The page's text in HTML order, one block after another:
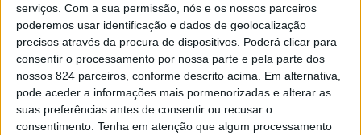
serviços. Com a sua permissão, nós e os nossos parceiros
poderemos usar identificação e dados de geolocalização
precisos através da procura de dispositivos. Poderá clicar para
consentir o processamento por nossa parte e pela parte dos
nossos 824 parceiros, conforme descrito acima. Em alternativa,
pode aceder a informações mais pormenorizadas e alterar as
suas preferências antes de consentir ou recusar o
consentimento. Tenha em atenção que algum processamento
A obra de requalificação da Piscina Municipal Descoberta
de Portalegre encontra-se em execução e decorre «a
grande ritmo», segundo informa a Câmara de Portalegre.